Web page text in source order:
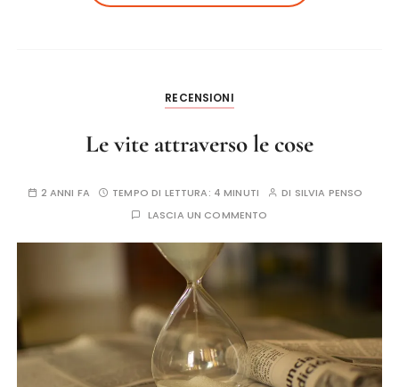
RECENSIONI
Le vite attraverso le cose
2 ANNI FA TEMPO DI LETTURA: 4 MINUTI DI SILVIA PENSO
LASCIA UN COMMENTO